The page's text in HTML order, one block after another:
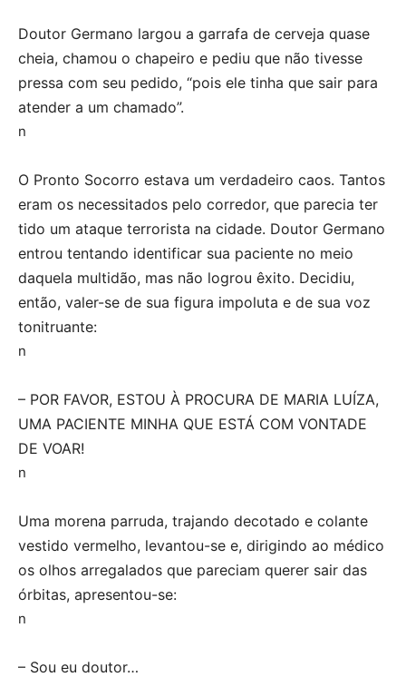
Doutor Germano largou a garrafa de cerveja quase
cheia, chamou o chapeiro e pediu que não tivesse
pressa com seu pedido, “pois ele tinha que sair para
atender a um chamado”.
n
O Pronto Socorro estava um verdadeiro caos. Tantos
eram os necessitados pelo corredor, que parecia ter
tido um ataque terrorista na cidade. Doutor Germano
entrou tentando identificar sua paciente no meio
daquela multidão, mas não logrou êxito. Decidiu,
então, valer-se de sua figura impoluta e de sua voz
tonitruante:
n
– POR FAVOR, ESTOU À PROCURA DE MARIA LUÍZA,
UMA PACIENTE MINHA QUE ESTÁ COM VONTADE
DE VOAR!
n
Uma morena parruda, trajando decotado e colante
vestido vermelho, levantou-se e, dirigindo ao médico
os olhos arregalados que pareciam querer sair das
órbitas, apresentou-se:
n
– Sou eu doutor…